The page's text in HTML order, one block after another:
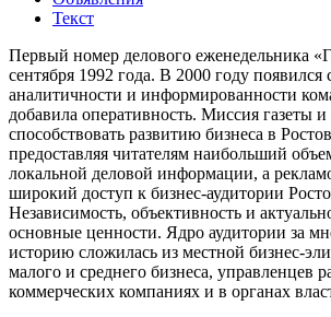
Текст
Первый номер делового еженедельника
сентября 1992 года. В 2000 году появился
аналитичности и информированности
добавила оперативность. Миссия газеты
способствовать развитию бизнеса в
предоставляя читателям наибольший
локальной деловой информации, а
широкий доступ к бизнес-аудитории
Независимость, объективность и
основные ценности. Ядро аудитории за
историю сложилась из местной бизнес-
малого и среднего бизнеса, управленцев
коммерческих компаниях и в органах